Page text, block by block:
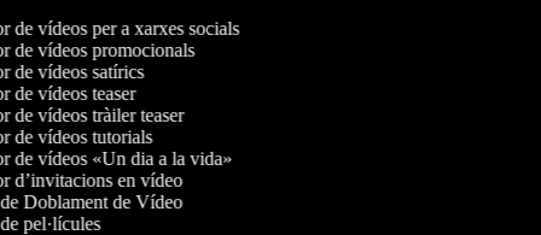
de vídeos per a xarxes socials
de vídeos promocionals
de vídeos satírics
de vídeos teaser
de vídeos tràiler teaser
de vídeos tutorials
de vídeos «Un dia a la vida»
d’invitacions en vídeo
Doblament de Vídeo
pel·lícules